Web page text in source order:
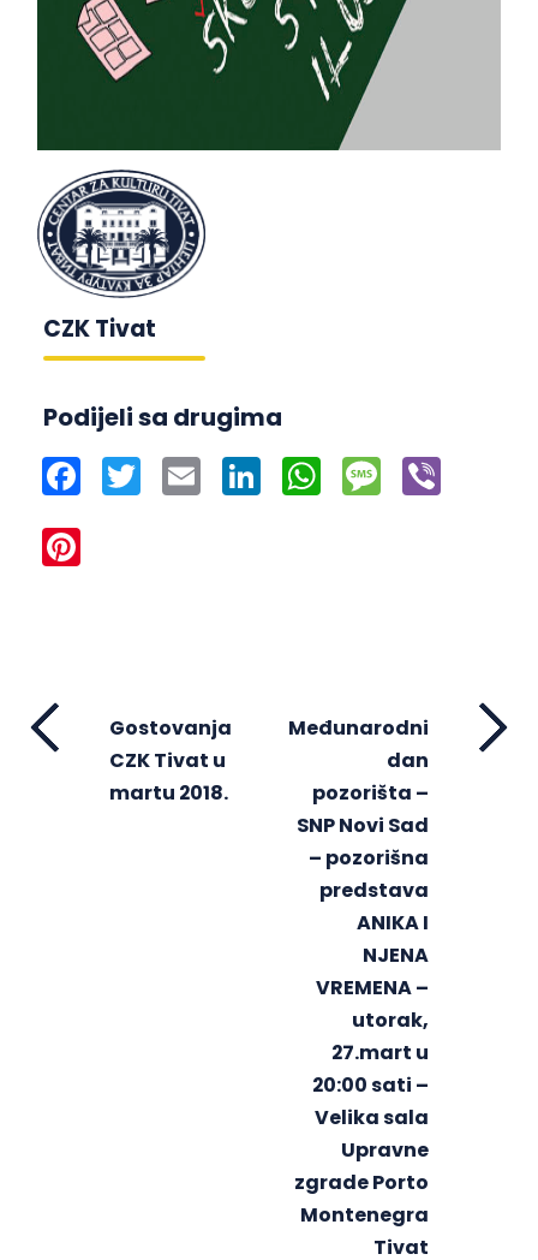
CZK Tivat
Podijeli sa drugima
Facebook
Twitter Email LinkedInWhatsApp
Message
Gostovanja
CZK Tivat u
martu 2018.
Međunarodni
dan
pozorišta –
SNP Novi Sad
– pozorišna
predstava
ANIKA I
NJENA
VREMENA –
utorak,
27.mart u
20:00 sati –
Velika sala
Upravne
zgrade Porto
Montenegra
Tivat